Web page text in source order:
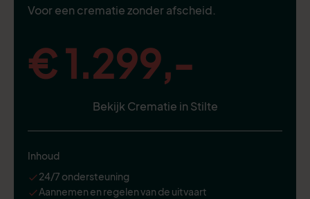
Voor een crematie zonder afscheid.
€ 1.299,-
Bekijk Crematie in Stilte
Inhoud
24/7 ondersteuning
Aannemen en regelen van de uitvaart